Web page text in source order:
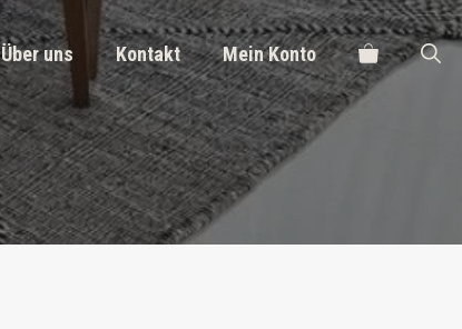
Über uns Kontakt Mein Konto